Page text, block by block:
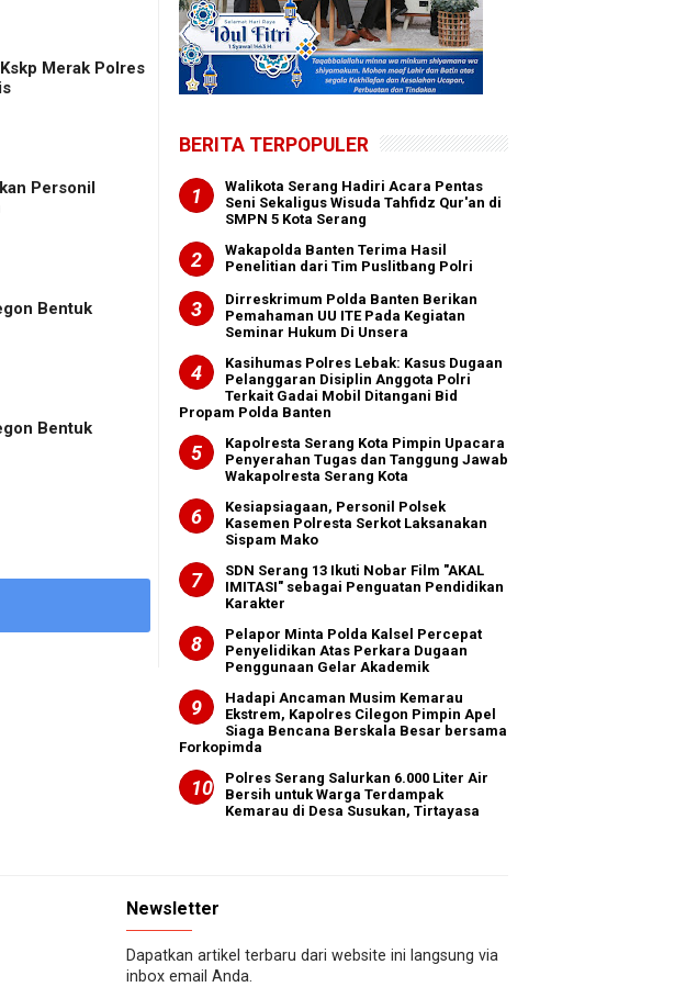
Merak Polres
Personil
Bentuk
Bentuk
BERITA TERPOPULER
Walikota Serang Hadiri Acara Pentas
Seni Sekaligus Wisuda Tahfidz Qur'an di
SMPN 5 Kota Serang
Wakapolda Banten Terima Hasil
Penelitian dari Tim Puslitbang Polri
Dirreskrimum Polda Banten Berikan
Pemahaman UU ITE Pada Kegiatan
Seminar Hukum Di Unsera
Kasihumas Polres Lebak: Kasus Dugaan
Pelanggaran Disiplin Anggota Polri
Terkait Gadai Mobil Ditangani Bid
Propam Polda Banten
Kapolresta Serang Kota Pimpin Upacara
Penyerahan Tugas dan Tanggung Jawab
Wakapolresta Serang Kota
Kesiapsiagaan, Personil Polsek
Kasemen Polresta Serkot Laksanakan
Sispam Mako
SDN Serang 13 Ikuti Nobar Film "AKAL
IMITASI" sebagai Penguatan Pendidikan
Karakter
Pelapor Minta Polda Kalsel Percepat
Penyelidikan Atas Perkara Dugaan
Penggunaan Gelar Akademik
Hadapi Ancaman Musim Kemarau
Ekstrem, Kapolres Cilegon Pimpin Apel
Siaga Bencana Berskala Besar bersama
Forkopimda
Polres Serang Salurkan 6.000 Liter Air
Bersih untuk Warga Terdampak
Kemarau di Desa Susukan, Tirtayasa
Newsletter
Dapatkan artikel terbaru dari website ini langsung via
inbox email Anda.